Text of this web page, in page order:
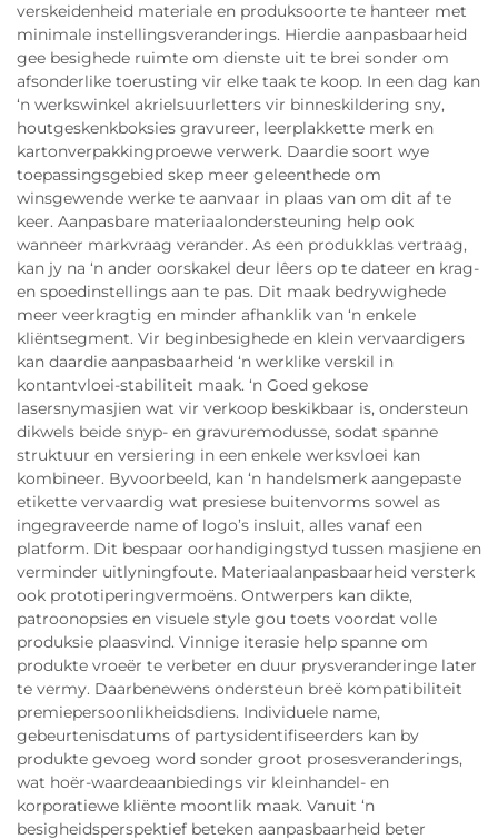
verskeidenheid materiale en produksoorte te hanteer met
minimale instellingsveranderings. Hierdie aanpasbaarheid
gee besighede ruimte om dienste uit te brei sonder om
afsonderlike toerusting vir elke taak te koop. In een dag kan
‘n werkswinkel akrielsuurletters vir binneskildering sny,
houtgeskenkboksies gravureer, leerplakkette merk en
kartonverpakkingproewe verwerk. Daardie soort wye
toepassingsgebied skep meer geleenthede om
winsgewende werke te aanvaar in plaas van om dit af te
keer. Aanpasbare materiaalondersteuning help ook
wanneer markvraag verander. As een produkklas vertraag,
kan jy na ‘n ander oorskakel deur lêers op te dateer en krag-
en spoedinstellings aan te pas. Dit maak bedrywighede
meer veerkragtig en minder afhanklik van ‘n enkele
kliëntsegment. Vir beginbesighede en klein vervaardigers
kan daardie aanpasbaarheid ‘n werklike verskil in
kontantvloei-stabiliteit maak. ‘n Goed gekose
lasersnymasjien wat vir verkoop beskikbaar is, ondersteun
dikwels beide snyp- en gravuremodusse, sodat spanne
struktuur en versiering in een enkele werksvloei kan
kombineer. Byvoorbeeld, kan ‘n handelsmerk aangepaste
etikette vervaardig wat presiese buitenvorms sowel as
ingegraveerde name of logo’s insluit, alles vanaf een
platform. Dit bespaar oorhandigingstyd tussen masjiene en
verminder uitlyningfoute. Materiaalanpasbaarheid versterk
ook prototiperingvermoëns. Ontwerpers kan dikte,
patroonopsies en visuele style gou toets voordat volle
produksie plaasvind. Vinnige iterasie help spanne om
produkte vroeër te verbeter en duur prysveranderinge later
te vermy. Daarbenewens ondersteun breë kompatibiliteit
premiepersoonlikheidsdiens. Individuele name,
gebeurtenisdatums of partysidentifiseerders kan by
produkte gevoeg word sonder groot prosesveranderings,
wat hoër-waardeaanbiedings vir kleinhandel- en
korporatiewe kliënte moontlik maak. Vanuit ‘n
besigheidsperspektief beteken aanpasbaarheid beter